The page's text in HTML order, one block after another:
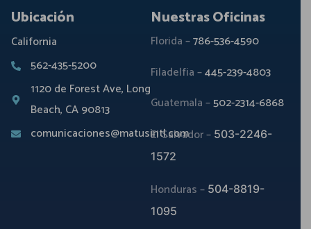
Nuestras Oficinas
Florida –786-536-4590
Filadelfia –445-239-4803
Guatemala –502-2314-6868
El Salvador – 503-2246-
1572
Honduras – 504-8819-
1095
Ubicación
California
562-435-5200
1120 de Forest Ave, Long
Beach, CA 90813
comunicaciones@matusintl.com